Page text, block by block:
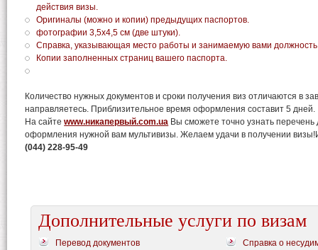
действия визы.
Оригиналы (можно и копии) предыдущих паспортов.
фотографии 3,5х4,5 см (две штуки).
Справка, указывающая место работы и занимаемую вами
Копии заполненных страниц вашего паспорта.
Количество нужных документов и сроки получения виз отличаются в
направляетесь. Приблизительное время оформления составит 5 дней.
На сайтеwww.никапервый.сom.ua Вы сможете точно узнать перечень
оформления нужной вам мультивизы. Желаем удачи в получении
(044) 228-95-49
Дополнительные услуги по визам
Перевод документов
Справка о